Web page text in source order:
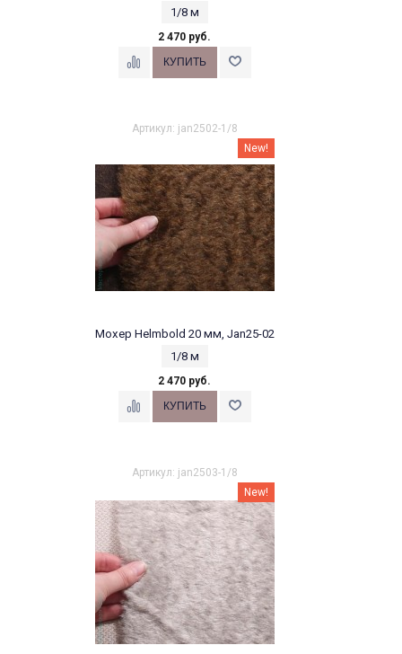
1/8 м
2 470 руб.
Артикул: jan2502-1/8
New!
Мохер Helmbold 20 мм, Jan25-02
1/8 м
2 470 руб.
Артикул: jan2503-1/8
New!